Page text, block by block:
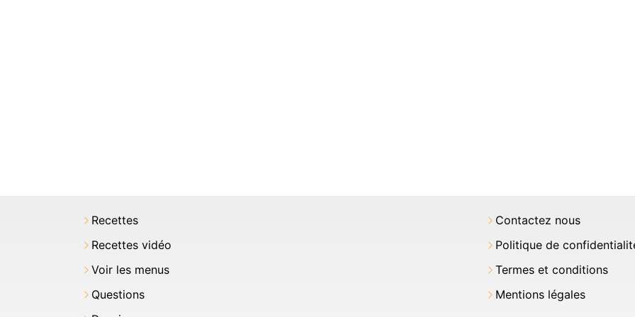
Recettes
Recettes vidéo
Voir les menus
Questions
Contactez nous
Politique de
Termes et conditions
Mentions légales